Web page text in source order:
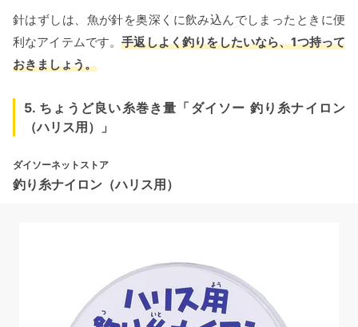
針はずしは、魚が針を奥深くに飲み込んでしまったときに便
利なアイテムです。手返しよく釣りをしたいなら、1つ持って
おきましょう。
5. ちょうど良い糸巻き量「ダイソー 釣り糸ナイロン
（ハリス用）」
ダイソーネットストア
釣り糸ナイロン（ハリス用）